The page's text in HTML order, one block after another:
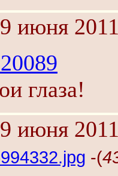
июня
глаза!
июня
-(